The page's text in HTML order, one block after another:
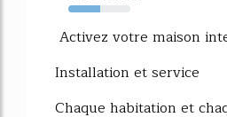
51%
Activez votre maison
Installation et service
Chaque habitation et